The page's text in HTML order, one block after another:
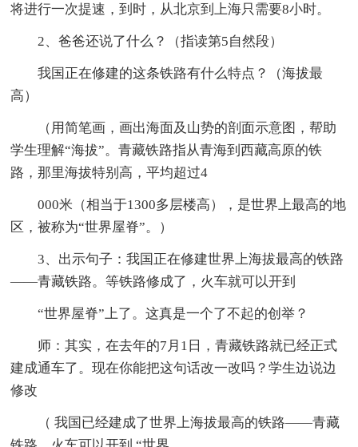
将进行一次提速，到时，从北京到上海只需要8小时。
2、爸爸还说了什么？（指读第5自然段）
我国正在修建的这条铁路有什么特点？（海拔最
高）
（用简笔画，画出海面及山势的剖面示意图，帮助
学生理解“海拔”。青藏铁路指从青海到西藏高原的铁
路，那里海拔特别高，平均超过4
000米（相当于1300多层楼高），是世界上最高的地
区，被称为“世界屋脊”。）
3、出示句子：我国正在修建世界上海拔最高的铁路
——青藏铁路。等铁路修成了，火车就可以开到
“世界屋脊”上了。这真是一个了不起的创举？
师：其实，在去年的7月1日，青藏铁路就已经正式
建成通车了。现在你能把这句话改一改吗？学生边说边
修改
（ 我国已经建成了世界上海拔最高的铁路——青藏